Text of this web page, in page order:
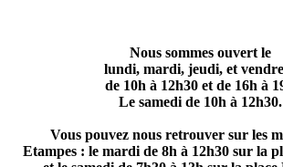
Nous sommes ouvert le
lundi, mardi, jeudi, et
de 10h à 12h30 et de 16h à
Le samedi de 10h à 12h30.
Vous pouvez nous retrouver sur les
Etampes : le mardi de 8h à 12h30 sur la